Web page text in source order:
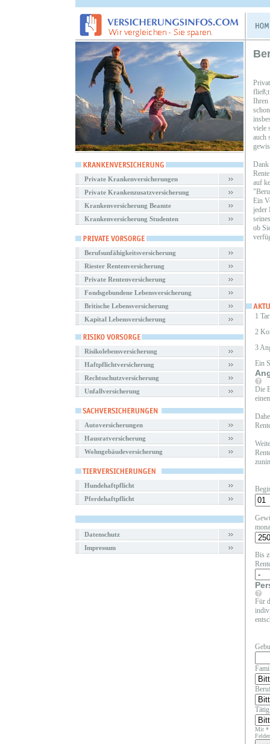
Private Krankenversicherungen
Private Krankenzusatzversicherung
Krankenversicherung Beamte
Krankenversicherung Studenten
Berufsunfähigkeitsversicherung
Riester Rentenversicherung
Private Rentenversicherung
Fondsgebundene Lebensversicherung
Britische Lebensversicherung
Kapital Lebensversicherung
Risikolebensversicherung
Haftpflichtversicherung
Rechtsschutzversicherung
Unfallversicherung
Autoversicherungen
Hausratversicherung
Wohngebäudeversicherung
Hundehaftpflicht
Pferdehaftpflicht
Datenschutz
Impressum
fließ;t
Ihren
viele
auch
Dank
auf
Ein
jeder
ob
1
2
3
Ein
Die
Bis
Für
Mit *